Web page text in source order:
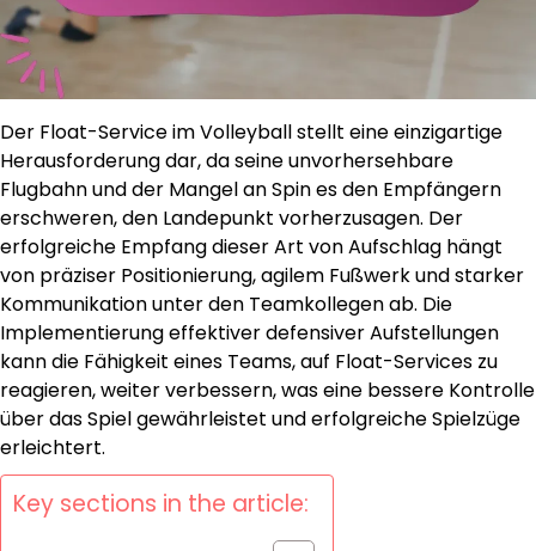
Der Float-Service im Volleyball stellt eine einzigartige
Herausforderung dar, da seine unvorhersehbare
Flugbahn und der Mangel an Spin es den Empfängern
erschweren, den Landepunkt vorherzusagen. Der
erfolgreiche Empfang dieser Art von Aufschlag hängt
von präziser Positionierung, agilem Fußwerk und starker
Kommunikation unter den Teamkollegen ab. Die
Implementierung effektiver defensiver Aufstellungen
kann die Fähigkeit eines Teams, auf Float-Services zu
reagieren, weiter verbessern, was eine bessere Kontrolle
über das Spiel gewährleistet und erfolgreiche Spielzüge
erleichtert.
Key sections in the article: